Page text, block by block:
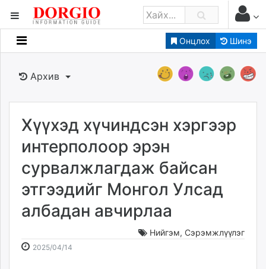
Онцлох Шинэ
Мэдээллийн
Банк санхүү
Бизнес ААН
Төрийн
Нийслэлийн
dorgio.mn
Gogo.mn
news.mn
Baabar.mn
Архив
Хүүхэд хүчиндсэн хэргээр
интерполоор эрэн
сурвалжлагдаж байсан
этгээдийг Монгол Улсад
албадан авчирлаа
Нийгэм, Сэрэмжлүүлэг
2025/04/14